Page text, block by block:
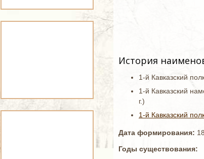
История
1-й Кавказский
1-й Кавказский
г.)
1-й Кавказский
Дата формирования:
Годы существования: